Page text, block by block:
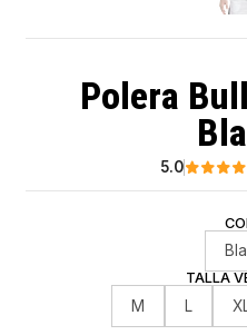
Polera
5.0
TALLA
M L